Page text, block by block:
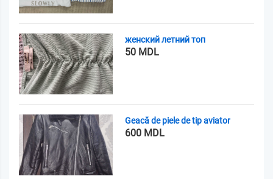
женский летний топ
50 MDL
Geacă de piele de tip aviator
600 MDL